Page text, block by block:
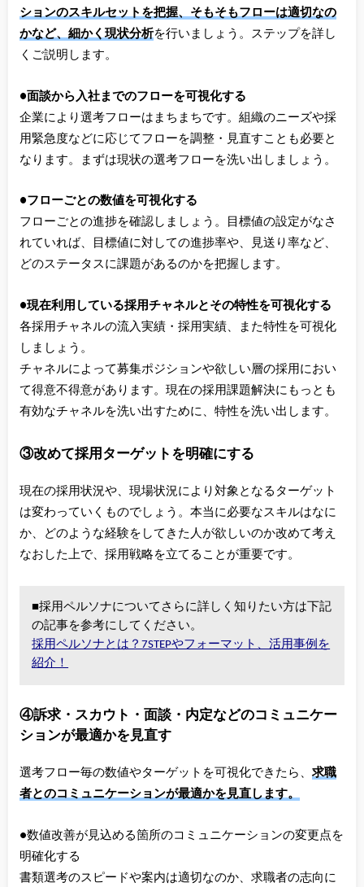
ションのスキルセットを把握、そもそもフローは適切なの
かなど、細かく現状分析を行いましょう。ステップを詳し
くご説明します。
●面談から入社までのフローを可視化する
企業により選考フローはまちまちです。組織のニーズや採
用緊急度などに応じてフローを調整・見直すことも必要と
なります。まずは現状の選考フローを洗い出しましょう。
●フローごとの数値を可視化する
フローごとの進捗を確認しましょう。目標値の設定がなさ
れていれば、目標値に対しての進捗率や、見送り率など、
どのステータスに課題があるのかを把握します。
●現在利用している採用チャネルとその特性を可視化する
各採用チャネルの流入実績・採用実績、また特性を可視化
しましょう。
チャネルによって募集ポジションや欲しい層の採用におい
て得意不得意があります。現在の採用課題解決にもっとも
有効なチャネルを洗い出すために、特性を洗い出します。
③改めて採用ターゲットを明確にする
現在の採用状況や、現場状況により対象となるターゲット
は変わっていくものでしょう。本当に必要なスキルはなに
か、どのような経験をしてきた人が欲しいのか改めて考え
なおした上で、採用戦略を立てることが重要です。
■採用ペルソナについてさらに詳しく知りたい方は下記
の記事を参考にしてください。
採用ペルソナとは？7STEPやフォーマット、活用事例を
紹介！
④訴求・スカウト・面談・内定などのコミュニケー
ションが最適かを見直す
選考フロー毎の数値やターゲットを可視化できたら、 求職
者とのコミュニケーションが最適かを見直します。
●数値改善が見込める箇所のコミュニケーションの変更点を
明確化する
書類選考のスピードや案内は適切なのか、求職者の志向に